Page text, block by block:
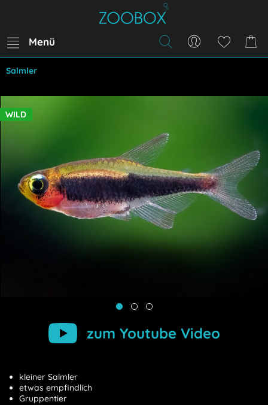
Menü
Salmler
WILD
zum Youtube Video
kleiner Salmler
etwas empfindlich
Gruppentier